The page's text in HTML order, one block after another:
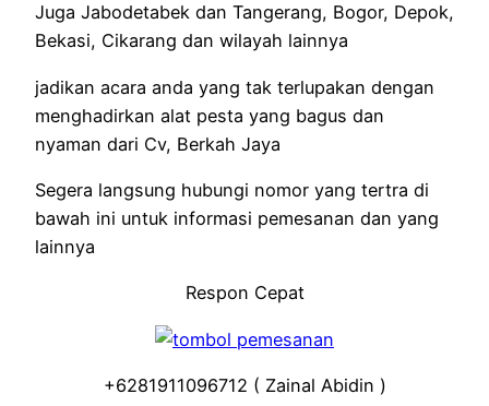
Juga Jabodetabek dan Tangerang, Bogor, Depok,
Bekasi, Cikarang dan wilayah lainnya
jadikan acara anda yang tak terlupakan dengan
menghadirkan alat pesta yang bagus dan
nyaman dari Cv, Berkah Jaya
Segera langsung hubungi nomor yang tertra di
bawah ini untuk informasi pemesanan dan yang
lainnya
Respon Cepat
+6281911096712 ( Zainal Abidin )